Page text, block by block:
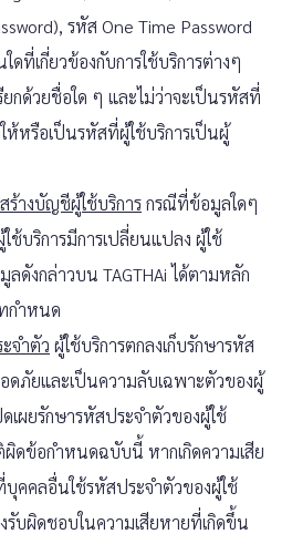
รหัส One Time Password
ดที่เกี่ยวข้องกับการใช้บริการต่างๆ
ยกด้วยชื่อใด ๆ และไม่ว่าจะเป็นรหัสที่
ห้หรือเป็นรหัสที่ผู้ใช้บริการเป็นผู้
ร้างบัญชีผู้ใช้บริการกรณีที่ข้อมูลใดๆ
ช้บริการมีการเปลี่ยนแปลง ผู้ใช้
ลดังกล่าวบน TAGTHAi ได้ตามหลัก
กำหนด
จำตัว ผู้ใช้บริการตกลงเก็บรักษารหัส
ดภัยและเป็นความลับเฉพาะตัวของผู้
เผยรักษารหัสประจำตัวของผู้ใช้
ดข้อกำหนดฉบับนี้ หากเกิดความเสีย
บุคคลอื่นใช้รหัสประจำตัวของผู้ใช้
รับผิดชอบในความเสียหายที่เกิดขึ้น